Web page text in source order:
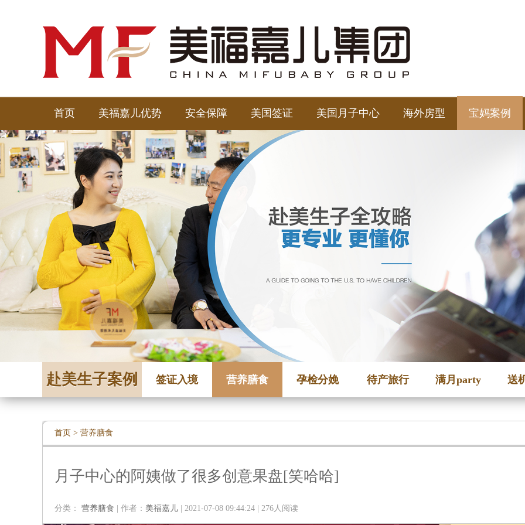
首页 美福嘉儿优势 安全保障 美国签证 美国月子中心 海外房型 宝妈案例
赴美生子案例 签证入境 营养膳食 孕检分娩 待产旅行 满月party 送
首页 > 营养膳食
月子中心的阿姨做了很多创意果盘[笑哈哈]
分类： 营养膳食 | 作者： 美福嘉儿 | 2021-07-08 09:44:24 | 276人阅读